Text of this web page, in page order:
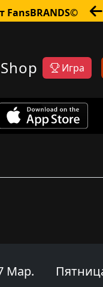
Игра
Мар.